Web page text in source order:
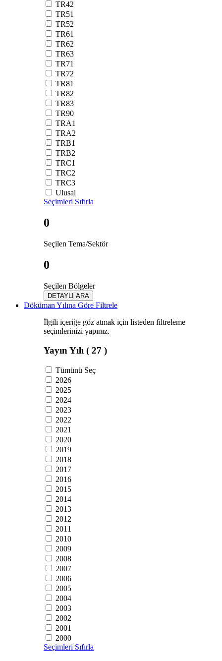
TR42
TR51
TR52
TR61
TR62
TR63
TR71
TR72
TR81
TR82
TR83
TR90
TRA1
TRA2
TRB1
TRB2
TRC1
TRC2
TRC3
Ulusal
Seçimleri Sıfırla
0
Seçilen Tema/Sektör
0
Seçilen Bölgeler
DETAYLI ARA
Döküman Yılına Göre Filtrele
İlgili içeriğe göz atmak için listeden filtreleme
seçimlerinizi yapınız.
Yayın Yılı ( 27 )
Tümünü Seç
2026
2025
2024
2023
2022
2021
2020
2019
2018
2017
2016
2015
2014
2013
2012
2011
2010
2009
2008
2007
2006
2005
2004
2003
2002
2001
2000
Seçimleri Sıfırla